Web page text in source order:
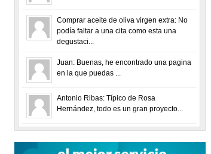
Comprar aceite de oliva virgen extra: No
podía faltar a una cita como esta una
degustaci...
Juan: Buenas, he encontrado una pagina
en la que puedas ...
Antonio Ribas: Típico de Rosa
Hernández, todo es un gran proyecto...